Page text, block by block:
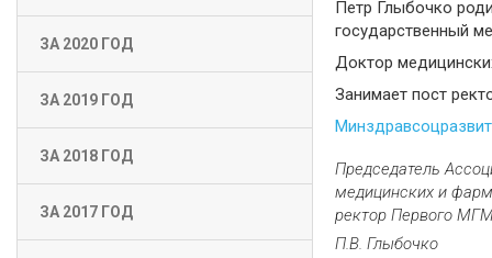
ЗА 2020 ГОД
ЗА 2019 ГОД
ЗА 2018 ГОД
ЗА 2017 ГОД
Петр Глыбочко
государственный
Доктор
Занимает пост
Председатель
медицинских и
ректор Первого
П.В. Глыбочко